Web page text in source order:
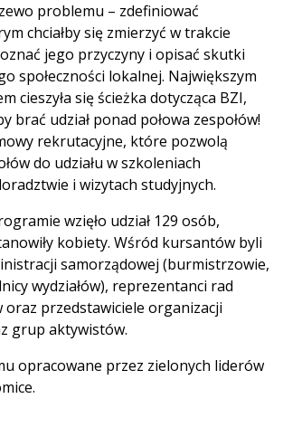
problemu – zdefiniować
chciałby się zmierzyć w trakcie
jego przyczyny i opisać skutki
społeczności lokalnej. Największym
cieszyła się ścieżka dotycząca BZI,
brać udział ponad połowa zespołów!
rekrutacyjne, które pozwolą
do udziału w szkoleniach
i wizytach studyjnych.
wzięło udział 129 osób,
kobiety. Wśród kursantów byli
samorządowej (burmistrzowie,
wydziałów), reprezentanci rad
przedstawiciele organizacji
grup aktywistów.
opracowane przez zielonych liderów